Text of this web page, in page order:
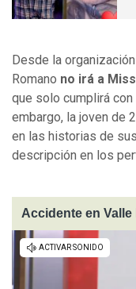
Desde la organización
Romano no irá a
que solo cumplirá con
embargo, la joven de
en las historias de
descripción en los
Accidente en